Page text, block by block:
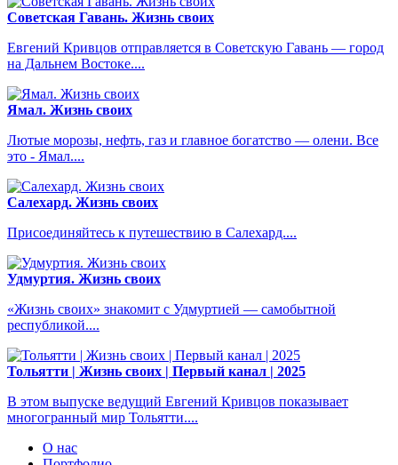
Советская Гавань. Жизнь своих
Евгений Кривцов отправляется в Советскую Гавань — город
на Дальнем Востоке....
Ямал. Жизнь своих
Лютые морозы, нефть, газ и главное богатство — олени. Все
это - Ямал....
Салехард. Жизнь своих
Присоединяйтесь к путешествию в Салехард....
Удмуртия. Жизнь своих
«Жизнь своих» знакомит с Удмуртией — самобытной
республикой....
Тольятти | Жизнь своих | Первый канал | 2025
В этом выпуске ведущий Евгений Кривцов показывает
многогранный мир Тольятти....
О нас